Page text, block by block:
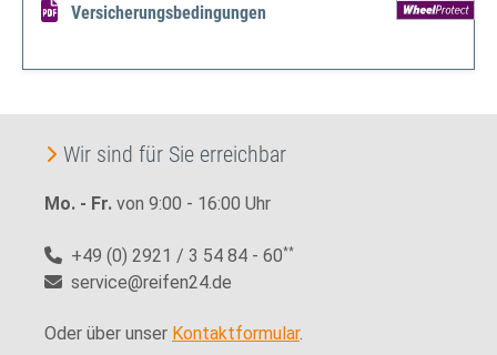
Versicherungsbedingungen
Wir sind für Sie erreichbar
Mo. - Fr. von 9:00 - 16:00 Uhr
+49 (0) 2921 / 3 54 84 - 60**
service@reifen24.de
Oder über unser Kontaktformular.